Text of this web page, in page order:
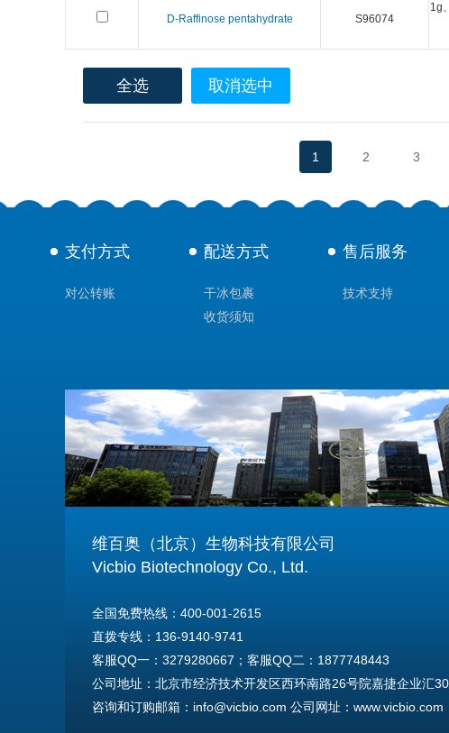
D-Raffinose pentahydrate S96074
1g
全选 取消选中
1 2 3
支付方式
对公转账
配送方式
干冰包裹
收货须知
售后服务
技术支持
维百奥（北京）生物科技有限公司
Vicbio Biotechnology Co., Ltd.
全国免费热线：400-001-2615
直拨专线：136-9140-9741
客服QQ一：3279280667；客服QQ二：1877748443
公司地址：北京市经济技术开发区西环南路26号院嘉捷企业汇
咨询和订购邮箱：info@vicbio.com 公司网址：www.vicbio.com